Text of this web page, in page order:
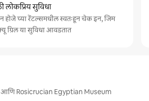
लोकप्रिय सुविधा
होजे च्या रेंटल्समधील स्वतःहून चेक इन, जिम
ग्रिल या सुविधा आवडतात
आणि Rosicrucian Egyptian Museum